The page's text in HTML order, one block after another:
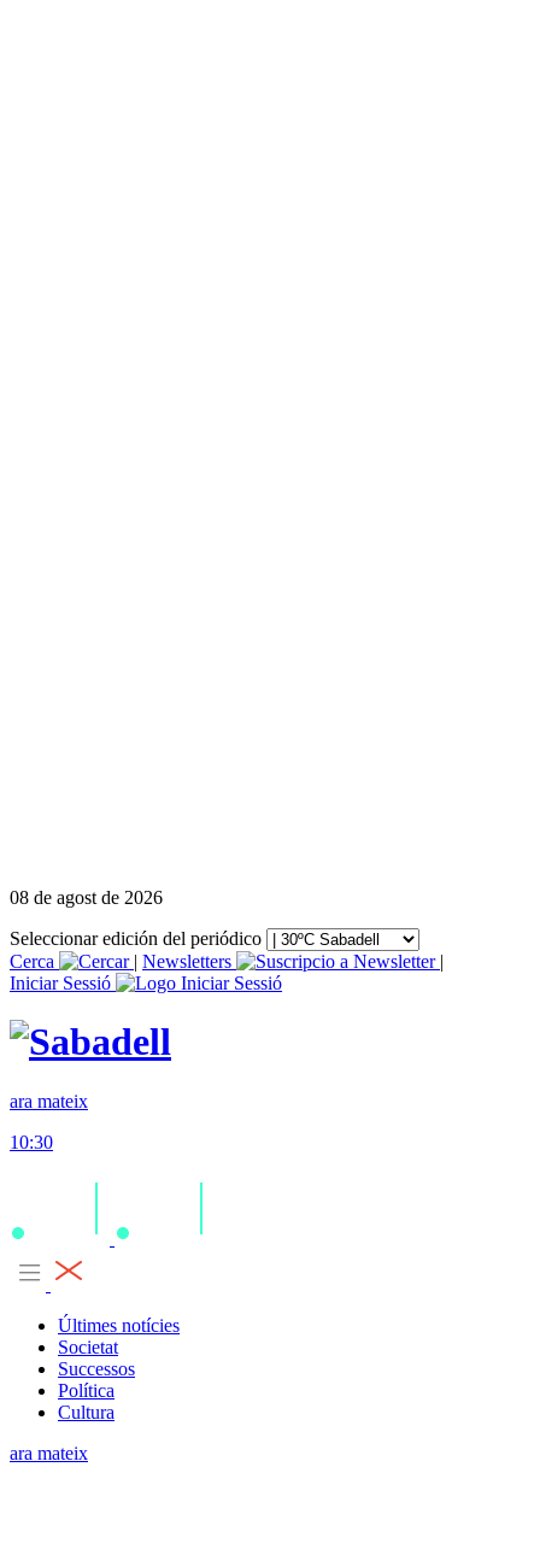
08 de agost de 2026
Seleccionar edición del periódico
Cerca
| Newsletters
|
Iniciar Sessió
ara mateix
10:30
Últimes notícies
Societat
Successos
Política
Cultura
ara mateix